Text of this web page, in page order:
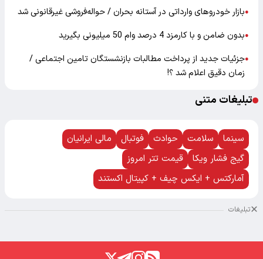
●بازار خودرو‌های وارداتی در آستانه بحران / حواله‌فروشی غیرقانونی شد
●بدون ضامن و با کارمزد 4 درصد وام 50 میلیونی بگیرید
●جزئیات جدید از پرداخت مطالبات بازنشستگان تامین اجتماعی /
زمان دقیق اعلام شد ؟!
تبلیغات متنی
سینما سلامت حوادث فوتبال
مالی ایرانیان
گیج فشار ویکا
قیمت تتر امروز
آمارکتس + ایکس چیف + کپیتال اکستند
تبلیغات